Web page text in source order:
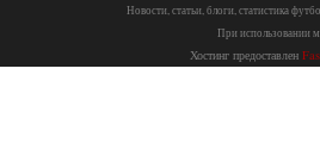
Новости, статьи, блоги, статистика
При использовании
Хостинг предоставлен